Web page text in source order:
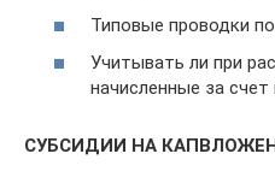
Типовые проводки
Учитывать ли при
начисленные за счет
СУБСИДИИ НА